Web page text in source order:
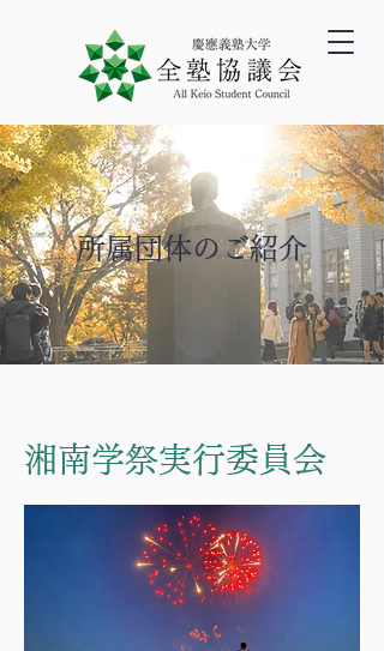
所属団体のご紹介
湘南学祭実行委員会